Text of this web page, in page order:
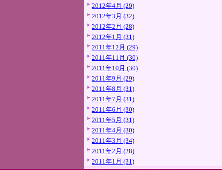
2012年4月 (29)
2012年3月 (32)
2012年2月 (28)
2012年1月 (31)
2011年12月 (29)
2011年11月 (30)
2011年10月 (30)
2011年9月 (29)
2011年8月 (31)
2011年7月 (31)
2011年6月 (30)
2011年5月 (31)
2011年4月 (30)
2011年3月 (34)
2011年2月 (28)
2011年1月 (31)